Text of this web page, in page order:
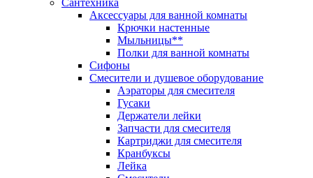
Сантехника
Аксессуары для ванной комнаты
Крючки настенные
Мыльницы**
Полки для ванной комнаты
Сифоны
Смесители и душевое оборудование
Аэраторы для смесителя
Гусаки
Держатели лейки
Запчасти для смесителя
Картриджи для смесителя
Кранбуксы
Лейка